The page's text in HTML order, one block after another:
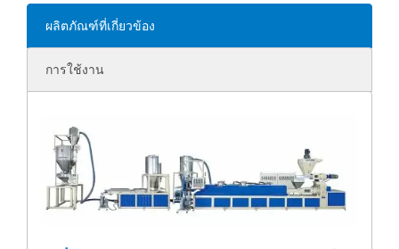
ผลิตภัณฑ์ที่เกี่ยวข้อง
การใช้งาน